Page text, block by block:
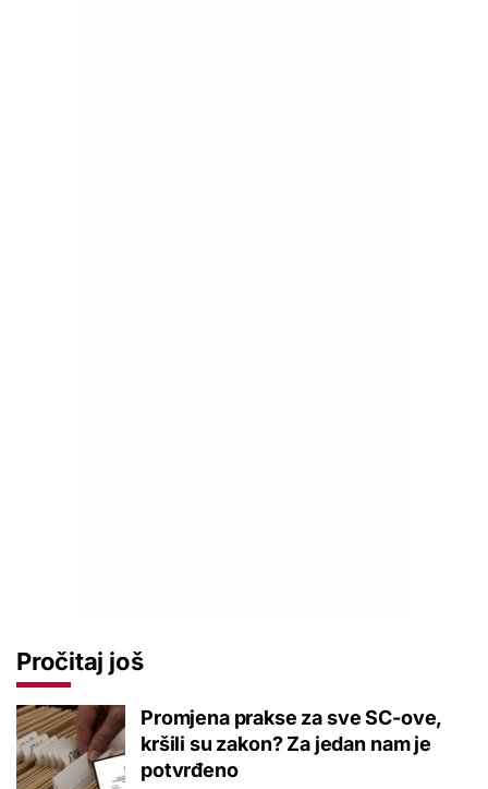
Pročitaj još
Promjena prakse za sve SC-ove,
kršili su zakon? Za jedan nam je
potvrđeno